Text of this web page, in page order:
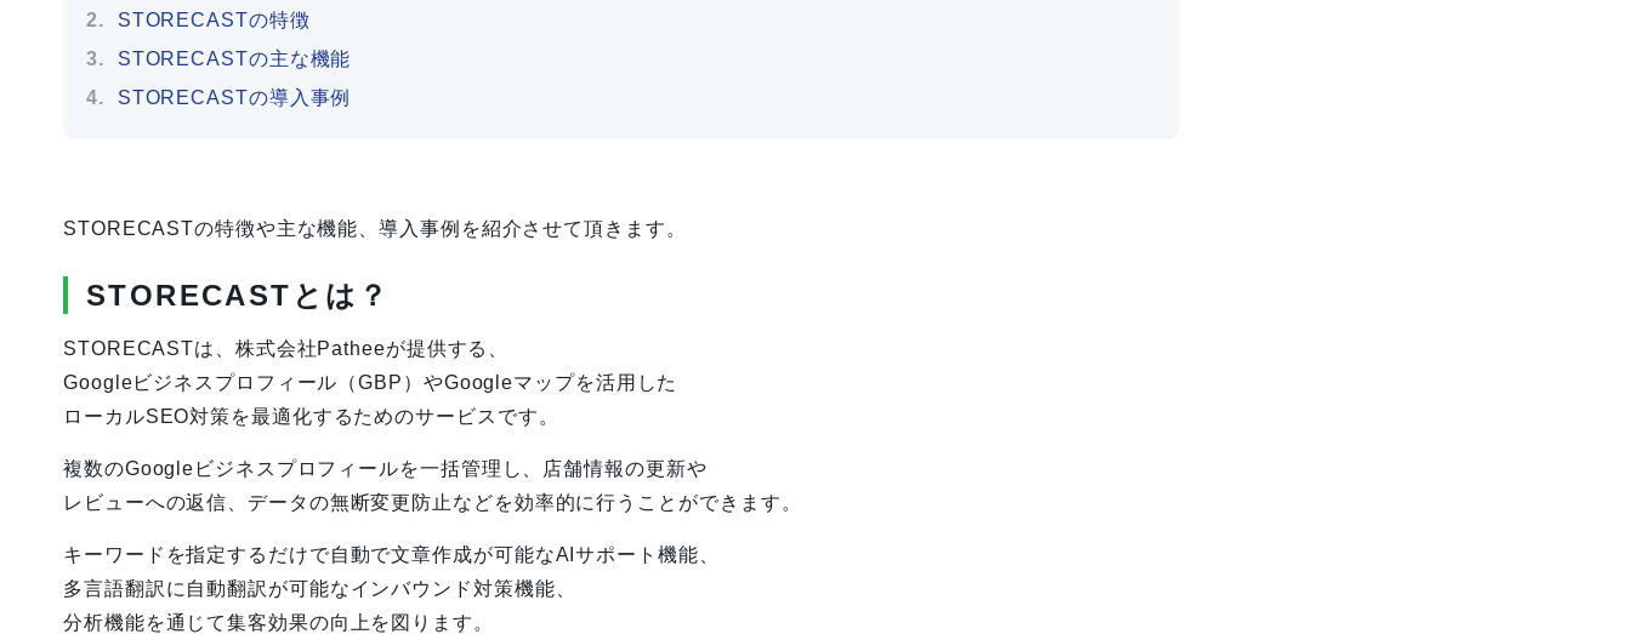
STORECASTの特徴
STORECASTの主な機能
STORECASTの導入事例
STORECASTの特徴や主な機能、導入事例を紹介させて頂きます。
STORECASTとは？
STORECASTは、株式会社Patheeが提供する、
Googleビジネスプロフィール（GBP）やGoogleマップを活用した
ローカルSEO対策を最適化するためのサービスです。
複数のGoogleビジネスプロフィールを一括管理し、店舗情報の更新や
レビューへの返信、データの無断変更防止などを効率的に行うことができます。
キーワードを指定するだけで自動で文章作成が可能なAIサポート機能、
多言語翻訳に自動翻訳が可能なインバウンド対策機能、
分析機能を通じて集客効果の向上を図ります。